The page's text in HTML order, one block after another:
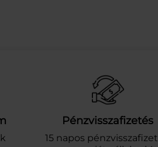
Pénzvisszafizetés
15 napos